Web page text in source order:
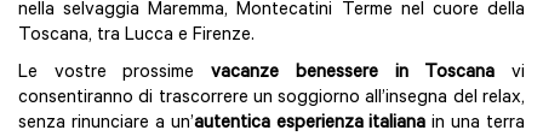
nella selvaggia Maremma, Montecatini Terme nel cuore della
Toscana, tra Lucca e Firenze.
Le vostre prossimevacanze benessere in Toscana vi
consentiranno di trascorrere un soggiorno all’insegna del relax,
senza rinunciare a un’autentica esperienza italiana in una terra